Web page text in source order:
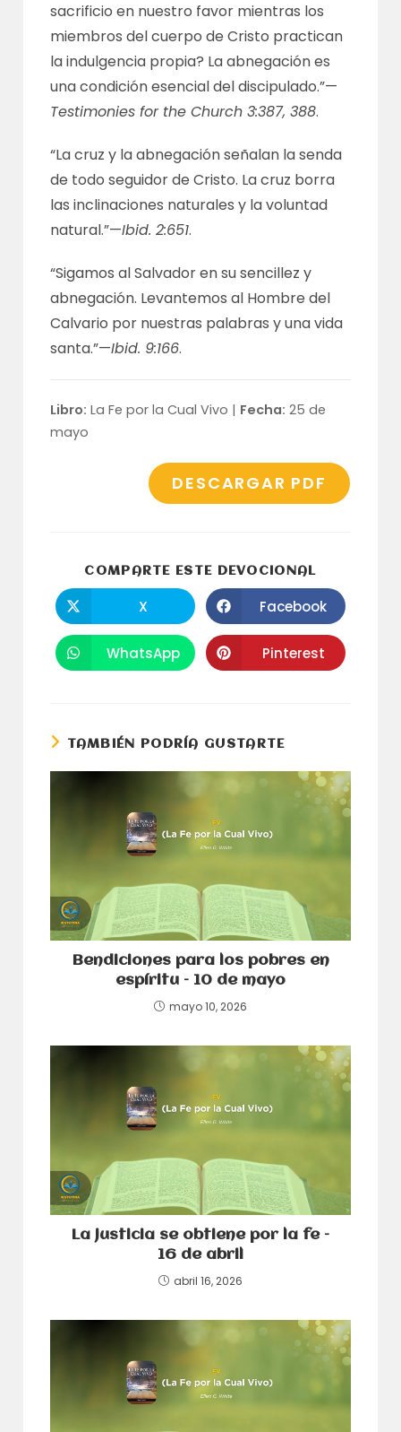
sacrificio en nuestro favor mientras los
miembros del cuerpo de Cristo practican
la indulgencia propia? La abnegación es
una condición esencial del discipulado.”—
Testimonies for the Church 3:387, 388.
“La cruz y la abnegación señalan la senda
de todo seguidor de Cristo. La cruz borra
las inclinaciones naturales y la voluntad
natural.”—Ibid. 2:651.
“Sigamos al Salvador en su sencillez y
abnegación. Levantemos al Hombre del
Calvario por nuestras palabras y una vida
santa.”—Ibid. 9:166.
Libro: La Fe por la Cual Vivo | Fecha: 25 de
mayo
DESCARGAR PDF
COMPARTE ESTE DEVOCIONAL
abre
en
una
nueva
ventana
X Se
abre
en
una
nueva
ventana
Facebook
Se
abre
WhatsApp Se
abre
Pinterest
TAMBIÉN PODRÍA GUSTARTE
Bendiciones para los pobres en
espíritu – 10 de mayo
mayo 10, 2026
La justicia se obtiene por la fe –
16 de abril
abril 16, 2026